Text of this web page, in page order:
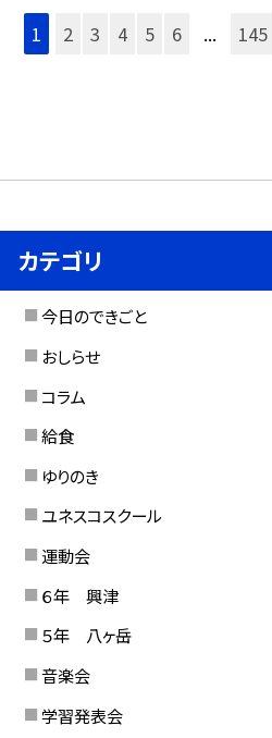
1 2 3 4 5 6 ... 145
カテゴリ
今日のできごと
おしらせ
コラム
給食
ゆりのき
ユネスコスクール
運動会
６年 興津
５年 八ヶ岳
音楽会
学習発表会